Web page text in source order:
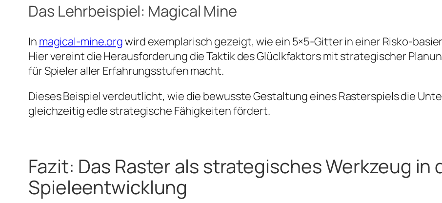
Das Lehrbeispiel: Magical Mine
In magical-mine.orgwird exemplarisch gezeigt, wie ein 5×5-Gitter in einer Risko-
Hier vereint die Herausforderung die Taktik des Glüclkfaktors mit strategischer
für Spieler aller Erfahrungsstufen macht.
Dieses Beispiel verdeutlicht, wie die bewusste Gestaltung eines Rasterspiels die
gleichzeitig edle strategische Fähigkeiten fördert.
Fazit: Das Raster als strategisches Werkzeug in
Spieleentwicklung